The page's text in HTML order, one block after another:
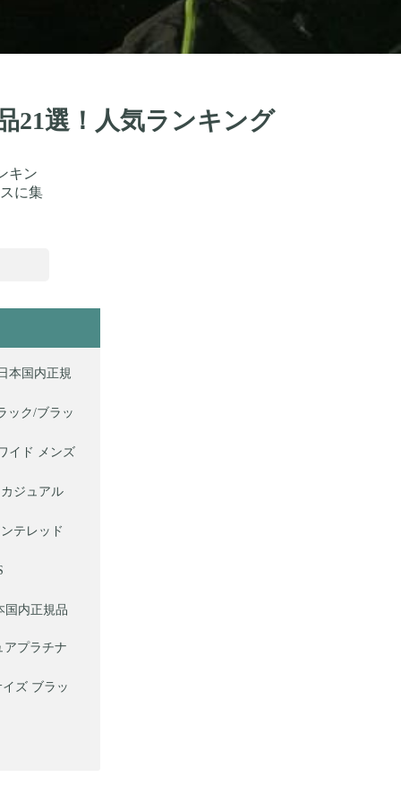
21選！人気ランキング
キン
に集
本国内正規
ック/ブラッ
イド メンズ
ジュアル
テレッド
国内正規品
アプラチナ
ズ ブラッ